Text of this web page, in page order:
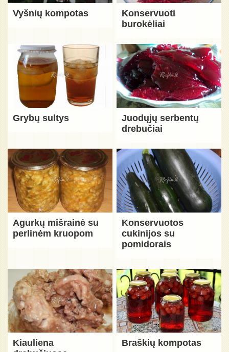
Vyšnių kompotas
Konservuoti
burokėliai
Grybų sultys
Juodųjų serbentų
drebučiai
Agurkų mišrainė su
perlinėm kruopom
Konservuotos
cukinijos su
pomidorais
Kiauliena
Braškių kompotas